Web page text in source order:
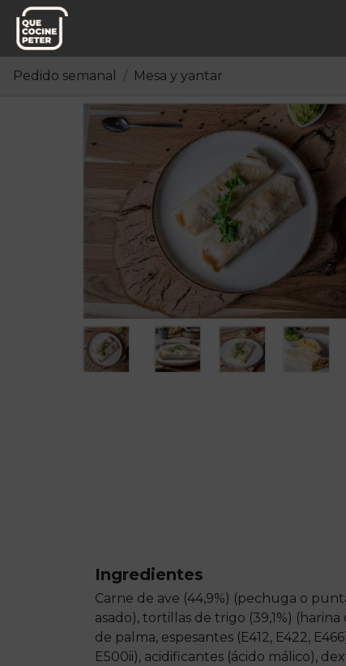
Pedido semanal Mesa y yantar
Ingredientes
Carne de ave (44,9%) (pechuga o
asado), tortillas de trigo (39,1%)
de palma, espesantes (E412, E422,
E500ii), acidificantes (ácido málico),